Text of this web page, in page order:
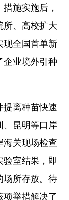
施实施后，
所、高校扩大
现全国首单新
企业境外引种
离种苗快速
、昆明等口岸
海关现场检查
室结果，即
场所存放。待
举措解决了